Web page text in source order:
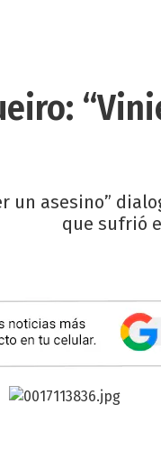
un asesino”
que sufrió